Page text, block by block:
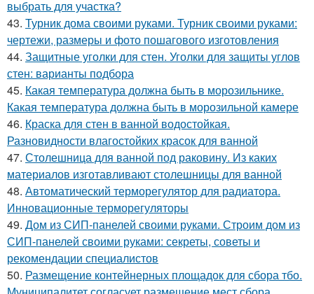
выбрать для участка?
43. Турник дома своими руками. Турник своими руками:
чертежи, размеры и фото пошагового изготовления
44. Защитные уголки для стен. Уголки для защиты углов
стен: варианты подбора
45. Какая температура должна быть в морозильнике.
Какая температура должна быть в морозильной камере
46. Краска для стен в ванной водостойкая.
Разновидности влагостойких красок для ванной
47. Столешница для ванной под раковину. Из каких
материалов изготавливают столешницы для ванной
48. Автоматический терморегулятор для радиатора.
Инновационные терморегуляторы
49. Дом из СИП-панелей своими руками. Строим дом из
СИП-панелей своими руками: секреты, советы и
рекомендации специалистов
50. Размещение контейнерных площадок для сбора тбо.